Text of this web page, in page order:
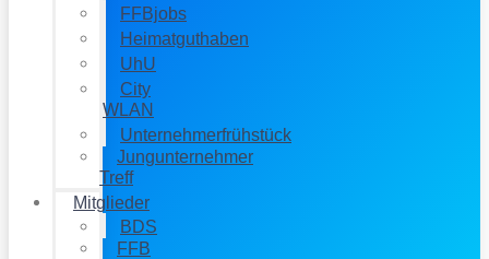
FFBjobs
Heimatguthaben
UhU
City
WLAN
Unternehmerfrühstück
Jungunternehmer
Treff
Mitglieder
BDS
FFB